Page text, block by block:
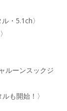
・5.1ch〉
ルーンスックジ
も開始！〉